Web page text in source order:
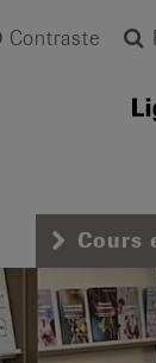
Contraste
Cours